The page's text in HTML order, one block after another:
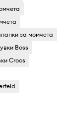
за момчета
Boss
Crocs